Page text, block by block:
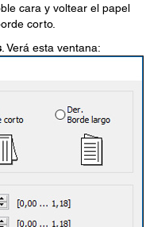
cara y voltear el papel
corto.
. Verá esta ventana: